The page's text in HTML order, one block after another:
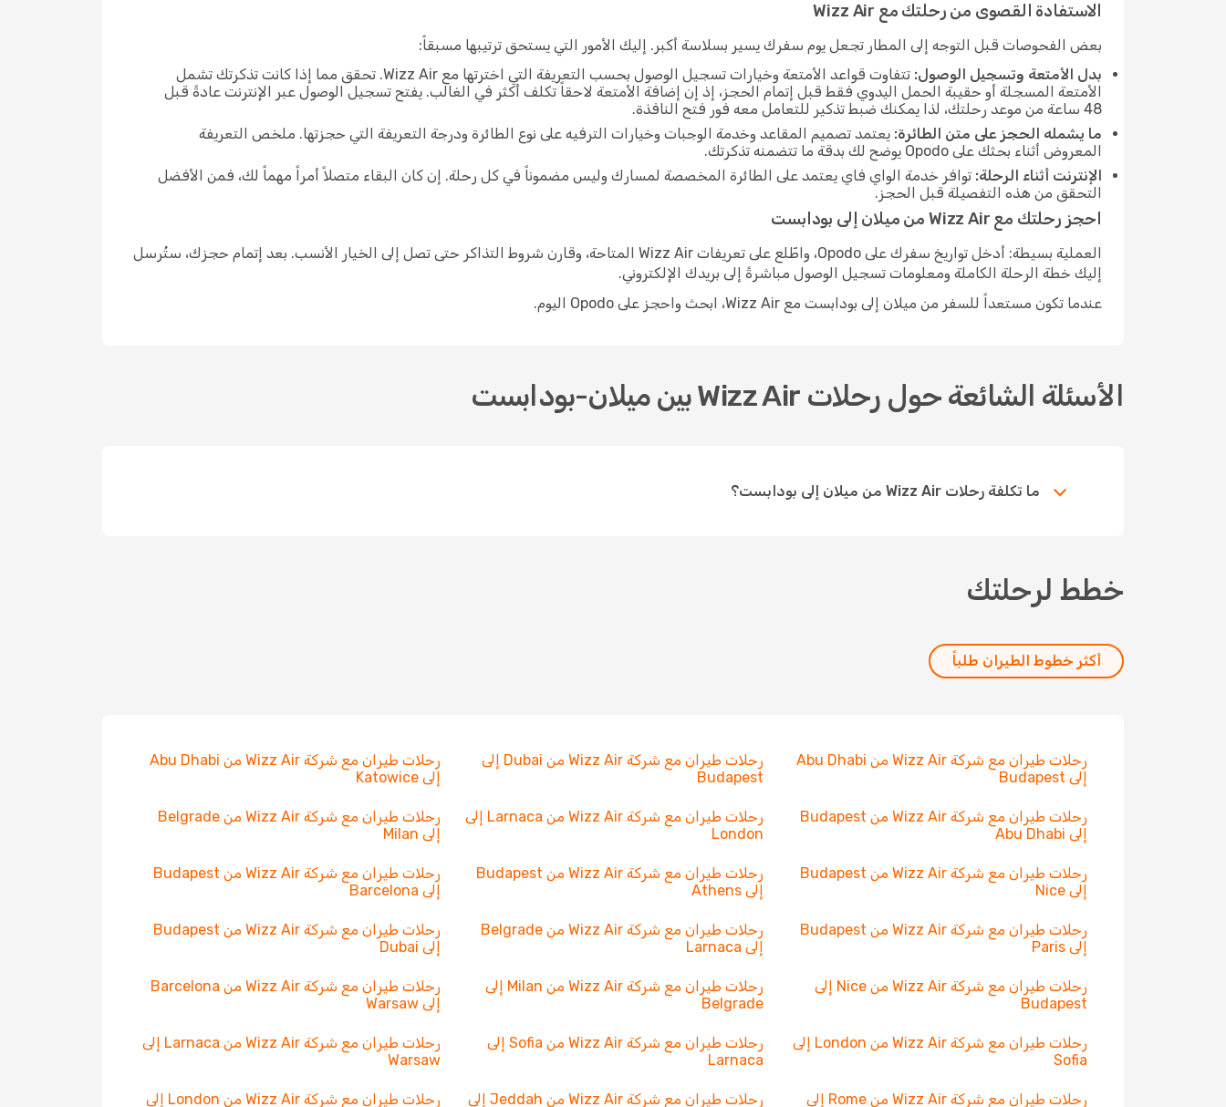
الاستفادة القصوى من رحلتك مع Wizz Air
بعض الفحوصات قبل التوجه إلى المطار تجعل يوم سفرك يسير بسلاسة أكبر. إليك الأمور التي يستحق ترتيبها مسبقاً:
بدل الأمتعة وتسجيل الوصول:
تتفاوت قواعد الأمتعة وخيارات تسجيل الوصول بحسب التعريفة التي اخترتها مع Wizz Air. تحقق مما إذا كانت تذكرتك تشمل
الأمتعة المسجلة أو حقيبة الحمل اليدوي فقط قبل إتمام الحجز، إذ إن إضافة الأمتعة لاحقاً تكلف أكثر في الغالب. يفتح تسجيل الوصول عبر الإنترنت عادةً قبل
48 ساعة من موعد رحلتك، لذا يمكنك ضبط تذكير للتعامل معه فور فتح النافذة.
ما يشمله الحجز على متن الطائرة: يعتمد تصميم المقاعد وخدمة الوجبات وخيارات الترفيه على نوع الطائرة ودرجة التعريفة التي حجزتها. ملخص التعريفة
المعروض أثناء بحثك على Opodo يوضح لك بدقة ما تتضمنه تذكرتك.
الإنترنت أثناء الرحلة: توافر خدمة الواي فاي يعتمد على الطائرة المخصصة لمسارك وليس مضموناً في كل رحلة. إن كان البقاء متصلاً أمراً مهماً لك، فمن الأفضل
التحقق من هذه التفصيلة قبل الحجز.
احجز رحلتك مع Wizz Air من ميلان إلى بودابست
العملية بسيطة: أدخل تواريخ سفرك على Opodo، واطّلع على تعريفات Wizz Air المتاحة، وقارن شروط التذاكر حتى تصل إلى الخيار الأنسب. بعد إتمام حجزك، ستُرسل
إليك خطة الرحلة الكاملة ومعلومات تسجيل الوصول مباشرةً إلى بريدك الإلكتروني.
عندما تكون مستعداً للسفر من ميلان إلى بودابست مع Wizz Air، ابحث واحجز على Opodo اليوم.
الأسئلة الشائعة حول رحلات Wizz Air بين ميلان-بودابست
ما تكلفة رحلات Wizz Air من ميلان إلى بودابست؟
خطط لرحلتك
أكثر خطوط الطيران طلباً
رحلات طيران مع شركة Wizz Air من Abu Dhabi
إلى Budapest
رحلات طيران مع شركة Wizz Air من Dubai إلى
Budapest
رحلات طيران مع شركة Wizz Air من Abu Dhabi
إلى Katowice
رحلات طيران مع شركة Wizz Air من Budapest
إلى Abu Dhabi
رحلات طيران مع شركة Wizz Air من Larnaca إلى
London
رحلات طيران مع شركة Wizz Air من Belgrade
إلى Milan
رحلات طيران مع شركة Wizz Air من Budapest
إلى Nice
رحلات طيران مع شركة Wizz Air من Budapest
إلى Athens
رحلات طيران مع شركة Wizz Air من Budapest
إلى Barcelona
رحلات طيران مع شركة Wizz Air من Budapest
إلى Paris
رحلات طيران مع شركة Wizz Air من Belgrade
إلى Larnaca
رحلات طيران مع شركة Wizz Air من Budapest
إلى Dubai
رحلات طيران مع شركة Wizz Air من Nice إلى
Budapest
رحلات طيران مع شركة Wizz Air من Milan إلى
Belgrade
رحلات طيران مع شركة Wizz Air من Barcelona
إلى Warsaw
رحلات طيران مع شركة Wizz Air من London إلى
Sofia
رحلات طيران مع شركة Wizz Air من Sofia إلى
Larnaca
رحلات طيران مع شركة Wizz Air من Larnaca إلى
Warsaw
رحلات طيران مع شركة Wizz Air من Rome إلى رحلات طيران مع شركة Wizz Air من Jeddah إلى رحلات طيران مع شركة Wizz Air من London إلى